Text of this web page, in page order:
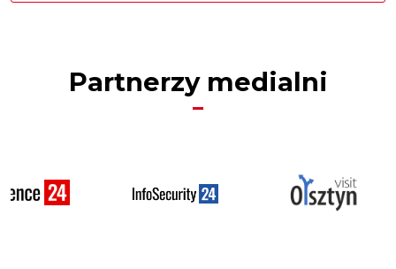
Partnerzy medialni